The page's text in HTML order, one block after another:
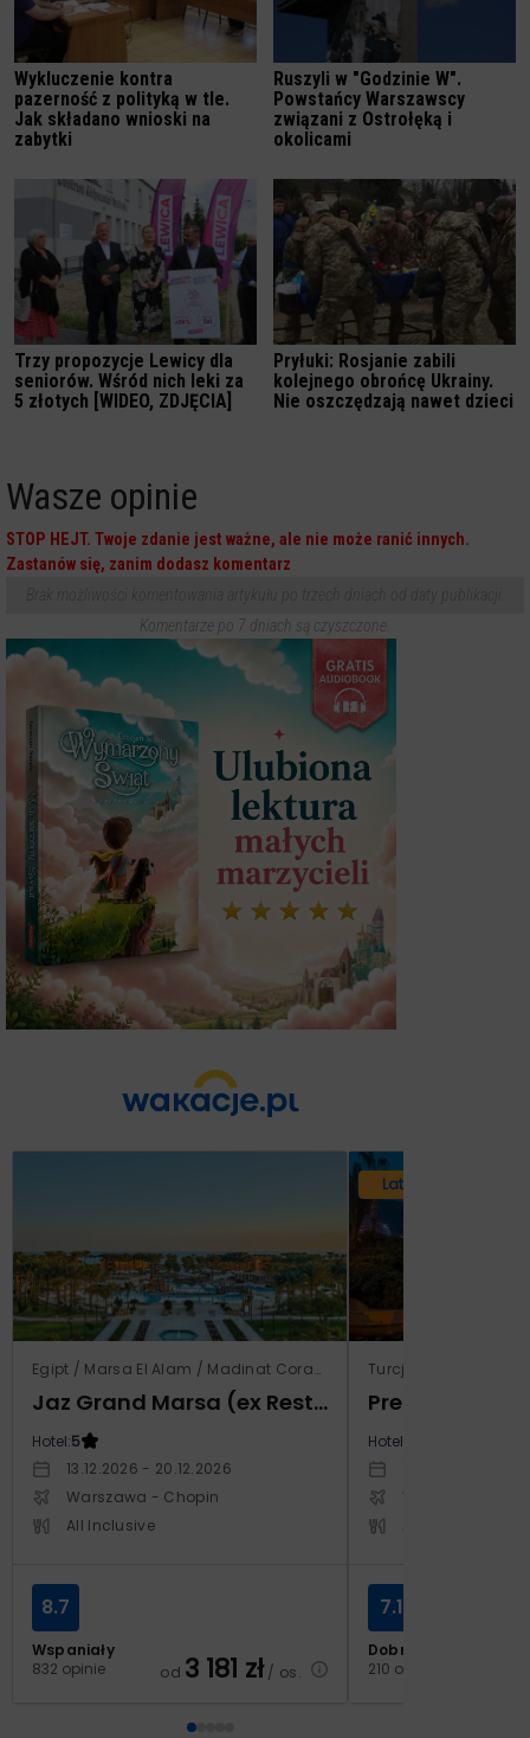
Wykluczenie kontra
pazerność z polityką w tle.
Jak składano wnioski na
zabytki
Ruszyli w "Godzinie W".
Powstańcy Warszawscy
związani z Ostrołęką i
okolicami
Trzy propozycje Lewicy dla
seniorów. Wśród nich leki za
5 złotych [WIDEO, ZDJĘCIA]
Pryłuki: Rosjanie zabili
kolejnego obrońcę Ukrainy.
Nie oszczędzają nawet dzieci
Wasze opinie
STOP HEJT. Twoje zdanie jest ważne, ale nie może ranić innych.
Zastanów się, zanim dodasz komentarz
Komentarze po 7 dniach są czyszczone.
Egipt / Marsa El Alam / Madinat Coraya
Jaz Grand Marsa (ex Resta Grand Resort)
Hotel:5
13.12.2026 - 20.12.2026
Warszawa - Chopin
All Inclusive
Wspaniały
832 opinie
8.7
od 3 181 zł/ os.
Lato 2026
Turcja / Riwiera
Prestige
Hotel:
Warszawa -
Dobry
210 opinii
7.1